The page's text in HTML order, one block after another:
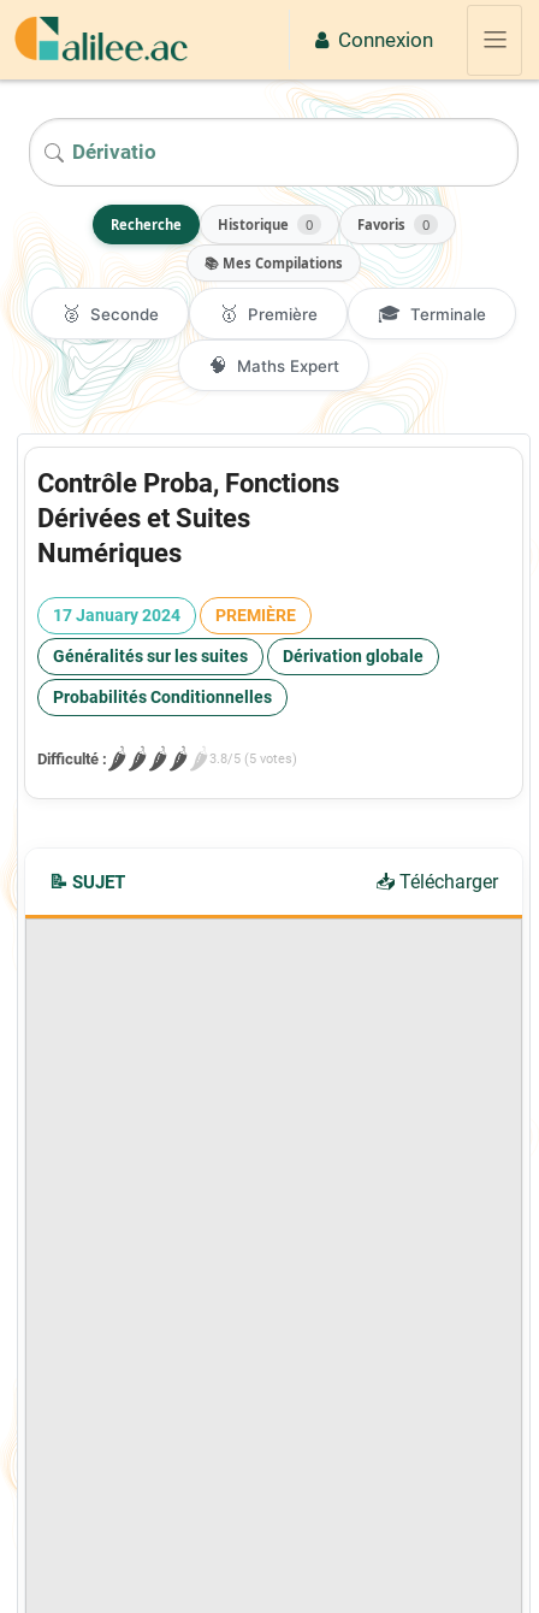
Passer au contenu principal
Connexion
2026
Recherche Historique 0 Favoris 0
📚 Mes Compilations
🥈 Seconde 🥇 Première 🎓 Terminale
🧠 Maths Expert
Contrôle Proba, Fonctions
Dérivées et Suites
Numériques
17 January 2024 PREMIÈRE
Généralités sur les suites Dérivation globale
Probabilités Conditionnelles
Difficulté : 🌶️🌶️🌶️🌶️🌶️3.8/5 (5 votes)
📝 SUJET 📥 Télécharger